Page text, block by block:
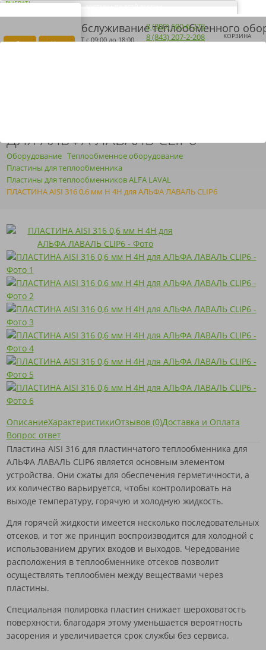
ВЫБРАТЬ
ВАШ ГОРОД
Да НетПН-ПТс 09:00 до 18:00
8 (800) 600-6-278
8 (843) 207-2-208
КОРЗИНА
ДЛЯ АЛЬФА ЛАВАЛЬ CLIP6
Оборудование Теплообменное оборудование
Пластины для теплообменника
Пластины для теплообменников ALFA LAVAL
ПЛАСТИНА AISI 316 0,6 мм H 4H для АЛЬФА ЛАВАЛЬ CLIP6
ОписаниеХарактеристикиОтзывов (0)Доставка и Оплата
Вопрос ответ
Пластина AISI 316 для пластинчатого теплообменника для
АЛЬФА ЛАВАЛЬ CLIP6 является основным элементом
устройства. Они сжаты для обеспечения герметичности, а
их количество варьируется, чтобы контролировать на
выходе температуру, горячую и холодную жидкость.
Для горячей жидкости имеется несколько последовательных
отсеков, и тот же принцип воспроизводится для холодной с
использованием других входов и выходов. Чередование
расположения в теплообменнике отсеков позволит
осуществлять теплообмен между веществами через
пластины.
Специальная полировка пластин снижает шероховатость
поверхности, благодаря этому уменьшается вероятность
засорения и увеличивается срок службы без сервиса.